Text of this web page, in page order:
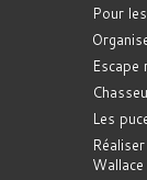
Pour
Escape
Les
Wallace